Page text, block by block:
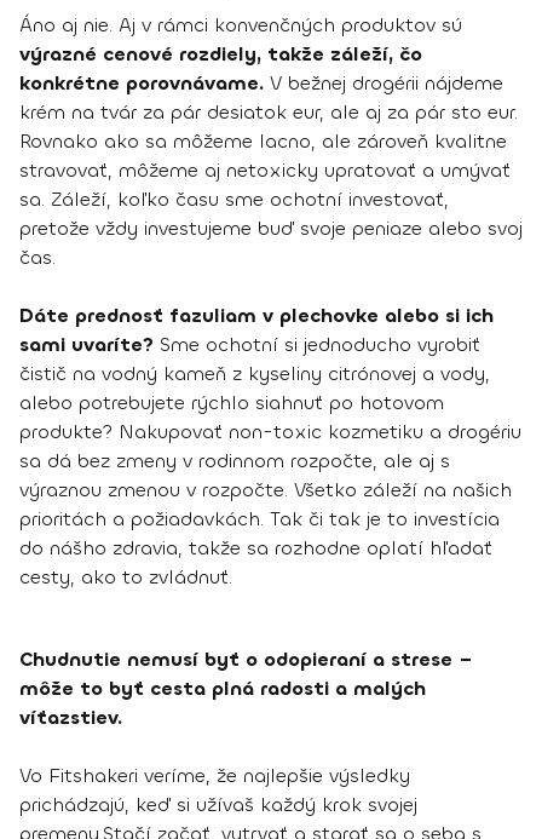
Áno aj nie. Aj v rámci konvenčných produktov sú
výrazné cenové rozdiely, takže záleží, čo
konkrétne porovnávame. V bežnej drogérii nájdeme
krém na tvár za pár desiatok eur, ale aj za pár sto eur.
Rovnako ako sa môžeme lacno, ale zároveň kvalitne
stravovať, môžeme aj netoxicky upratovať a umývať
sa. Záleží, koľko času sme ochotní investovať,
pretože vždy investujeme buď svoje peniaze alebo svoj
čas.
Dáte prednosť fazuliam v plechovke alebo si ich
sami uvaríte? Sme ochotní si jednoducho vyrobiť
čistič na vodný kameň z kyseliny citrónovej a vody,
alebo potrebujete rýchlo siahnuť po hotovom
produkte? Nakupovať non-toxic kozmetiku a drogériu
sa dá bez zmeny v rodinnom rozpočte, ale aj s
výraznou zmenou v rozpočte. Všetko záleží na našich
prioritách a požiadavkách. Tak či tak je to investícia
do nášho zdravia, takže sa rozhodne oplatí hľadať
cesty, ako to zvládnuť.
Chudnutie nemusí byť o odopieraní a strese –
môže to byť cesta plná radosti a malých
víťazstiev.
Vo Fitshakeri veríme, že najlepšie výsledky
prichádzajú, keď si užívaš každý krok svojej
premeny.Stačí začať, vytrvať a starať sa o seba s